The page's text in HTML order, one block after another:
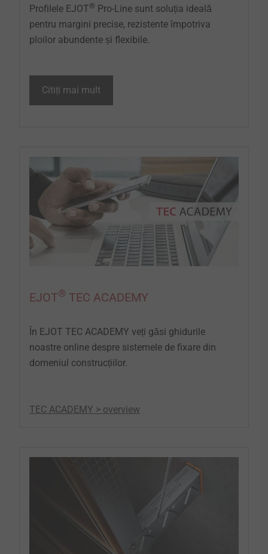
Profilele EJOT® Pro-Line sunt soluția ideală
pentru margini precise, rezistente împotriva
ploilor abundente și flexibile.
Citiți mai mult
EJOT® TEC ACADEMY
În EJOT TEC ACADEMY veți găsi ghidurile
noastre online despre sistemele de fixare din
domeniul construcțiilor.
TEC ACADEMY > overview